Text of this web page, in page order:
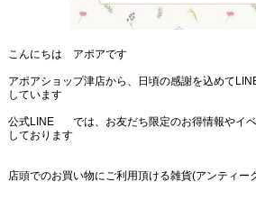
こんにちは アポアです
アポアショップ津店から、日頃の感謝を込めて
しています
公式LINE
では、お友だち限定のお得情報やイ
しております
店頭でのお買い物にご利用頂ける雑貨(アンティー